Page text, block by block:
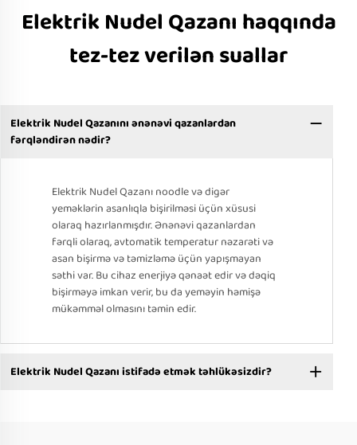
Elektrik Nudel Qazanı haqqında
tez-tez verilən suallar
Elektrik Nudel Qazanını ənənəvi qazanlardan
fərqləndirən nədir?
Elektrik Nudel Qazanı noodle və digər
yeməklərin asanlıqla bişirilməsi üçün xüsusi
olaraq hazırlanmışdır. Ənənəvi qazanlardan
fərqli olaraq, avtomatik temperatur nəzarəti və
asan bişirmə və təmizləmə üçün yapışmayan
səthi var. Bu cihaz enerjiyə qənaət edir və dəqiq
bişirməyə imkan verir, bu da yeməyin həmişə
mükəmməl olmasını təmin edir.
Elektrik Nudel Qazanı istifadə etmək təhlükəsizdir?